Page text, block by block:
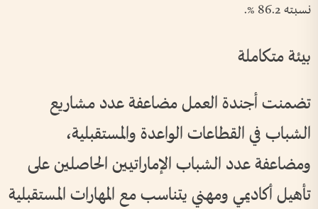
نسبته 86.2 %.
بيئة متكاملة
تضمنت أجندة العمل مضاعفة عدد مشاريع
الشباب في القطاعات الواعدة والمستقبلية،
ومضاعفة عدد الشباب الإماراتيين الحاصلين على
تأهيل أكاديمي ومهني يتناسب مع المهارات المستقبلية